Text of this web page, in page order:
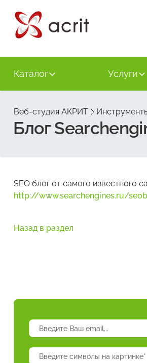
Каталог Услуги
Веб-студия АКРИТ
Блог
SEO блог от самого известного
http://www.searchengines.ru/
Назад в раздел